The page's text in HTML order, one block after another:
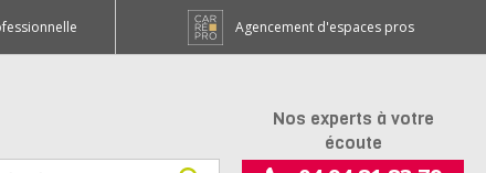
Agencement d'espaces pros
Nos experts à votre
écoute